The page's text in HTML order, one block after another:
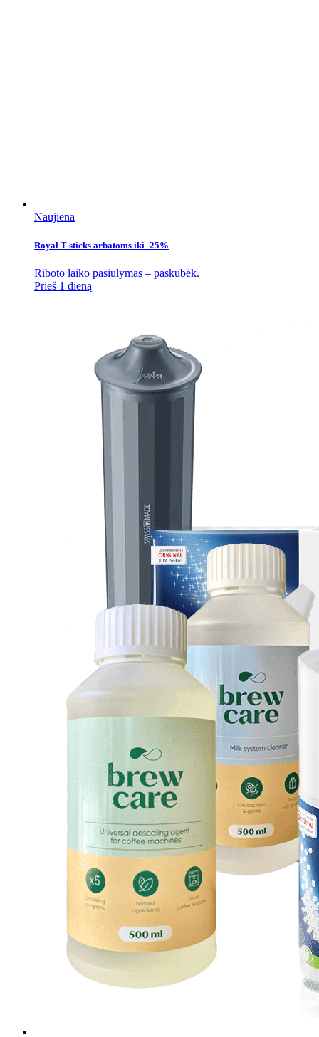
Naujiena
Royal T-sticks arbatoms iki -25%
Riboto laiko pasiūlymas – paskubėk.
Prieš 1 dieną